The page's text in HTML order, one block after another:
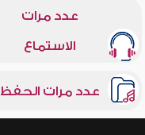
عدد مرات
الاستماع
عدد مرات الحفظ